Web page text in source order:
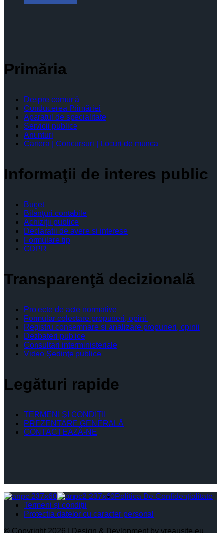
Primăria
Despre comună
Conducerea Primăriei
Aparatul de specialitate
Servicii publice
Anunturi
Cariera | Concursuri | Locuri de munca
Informaţii de interes public
Buget
Bilanţuri contabile
Achiziţii publice
Declaratii de avere si interese
Formulare tip
GDPR
Transparenţă decizională
Proiecte de acte normative
Formular colectare propuneri, opinii
Registru consemnare si analizare propuneri, opinii
Dezbateri publice
Consultari interministeriale
Video Şedinţe publice
Legături rapide
TERMENI ŞI CONDIŢII
PREZENTARE GENERALĂ
CONTACTEAZĂ-NE
Politica De Confidențialitate
Termeni și condiții
Protectia datelor cu caracter personal
© Copyright 2026 | Design & Devlopment by vreausite.eu